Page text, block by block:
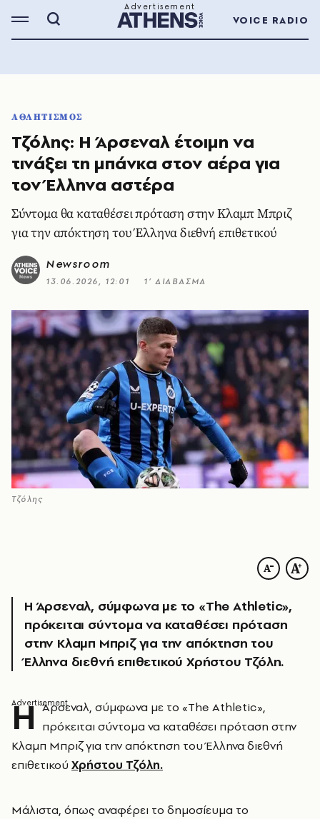
VOICE RADIO
ΑΘΛΗΤΙΣΜΟΣ
Τζόλης: Η Άρσεναλ έτοιμη να
τινάξει τη μπάνκα στον αέρα για
τον Έλληνα αστέρα
Σύντομα θα καταθέσει πρόταση στην Κλαμπ Μπριζ
για την απόκτηση του Έλληνα διεθνή επιθετικού
Newsroom
13.06.2026, 12:01 1’ ΔΙΑΒΑΣΜΑ
Τζόλης
H Άρσεναλ, σύμφωνα με το «The Athletic»,
πρόκειται σύντομα να καταθέσει πρόταση
στην Κλαμπ Μπριζ για την απόκτηση του
Έλληνα διεθνή επιθετικού Χρήστου Τζόλη.
H Άρσεναλ, σύμφωνα με το «The Athletic»,
πρόκειται σύντομα να καταθέσει πρόταση στην
Κλαμπ Μπριζ για την απόκτηση του Έλληνα διεθνή
επιθετικού Χρήστου Τζόλη.
Μάλιστα, όπως αναφέρει το δημοσίευμα το